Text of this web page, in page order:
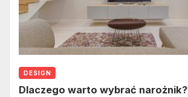
DESIGN
Dlaczego warto wybrać narożnik?